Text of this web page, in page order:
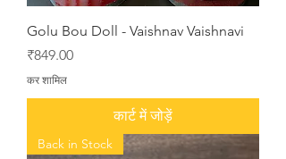
Golu Bou Doll - Vaishnav Vaishnavi
मूल्य
₹849.00
कर शामिल
कार्ट में जोड़ें
Back in Stock